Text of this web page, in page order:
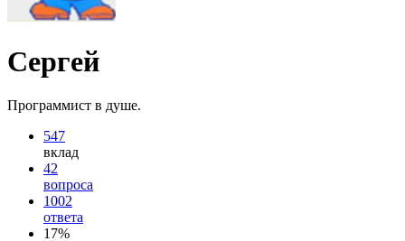
Сергей
Программист в душе.
547
вклад
42
вопроса
1002
ответа
17%